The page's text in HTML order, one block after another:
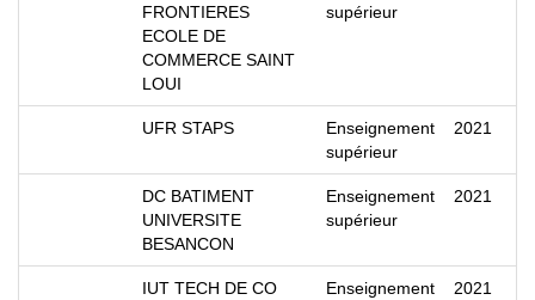
FRONTIERES
ECOLE DE
COMMERCE SAINT
LOUI
supérieur
UFR STAPS
Enseignement
supérieur
2021
DC BATIMENT
UNIVERSITE
BESANCON
Enseignement
supérieur
2021
IUT TECH DE CO
Enseignement
2021